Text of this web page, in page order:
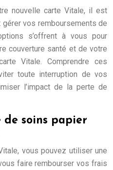
nouvelle carte Vitale, il est
vos remboursements de
s’offrent à vous pour
couverture santé et de votre
Vitale. Comprendre ces
toute interruption de vos
l’impact de la perte de
soins papier
vous pouvez utiliser une
faire rembourser vos frais